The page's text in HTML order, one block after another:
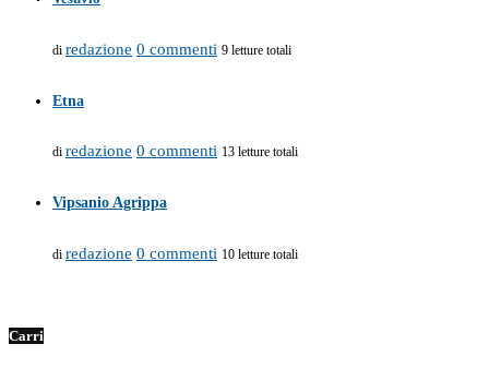
di redazione 0 commenti 9 letture totali
Etna
di redazione 0 commenti 13 letture totali
Vipsanio Agrippa
di redazione 0 commenti 10 letture totali
Carri